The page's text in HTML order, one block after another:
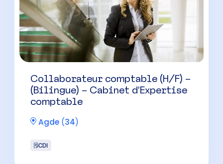
Collaborateur comptable (H/F) –
(Bilingue) – Cabinet d’Expertise
comptable
Agde (34)
CDI